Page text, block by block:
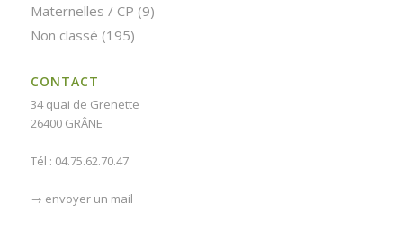
Maternelles / CP (9)
Non classé (195)
CONTACT
34 quai de Grenette
26400 GRÂNE
Tél : 04.75.62.70.47
→ envoyer un mail